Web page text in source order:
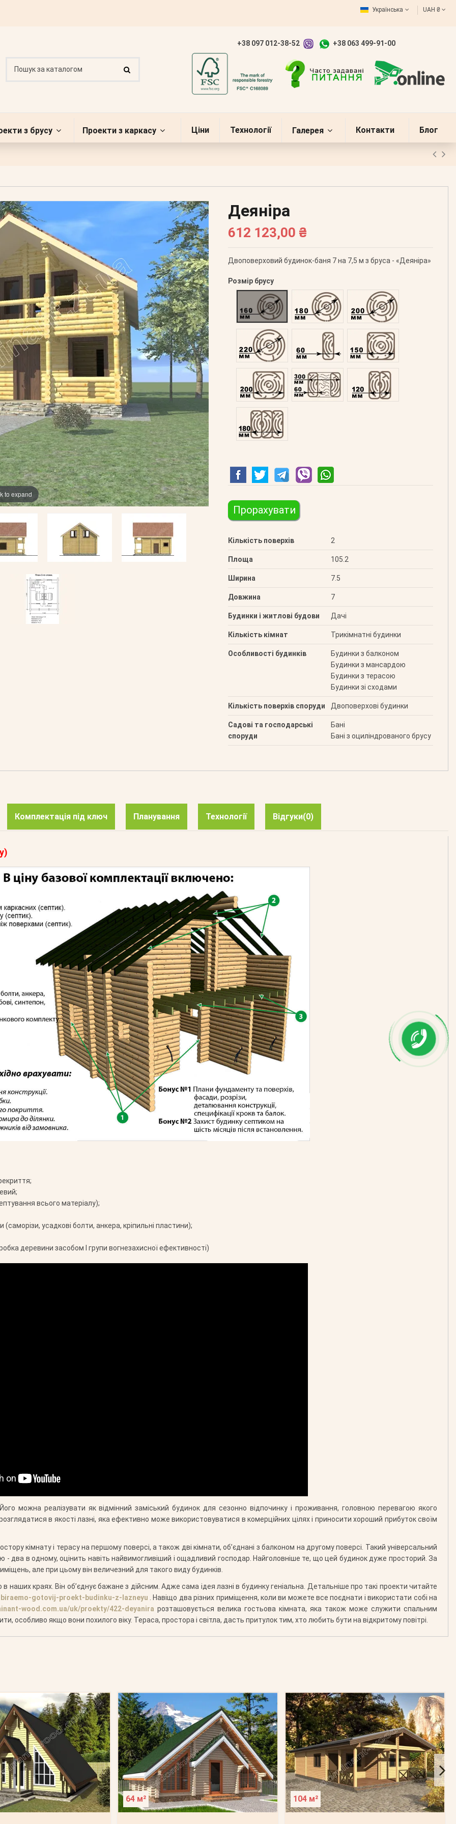
Українська UAH ₴
+38 097 012-38-52 +38 063 499-91-00
з брусу Проекти з каркасу Ціни Технології Галерея Контакти Блог
to expand
Деяніра
612 123,00 ₴
Двоповерховий будинок-баня 7 на 7,5 м з бруса - «Деяніра»
Розмір брусу
Оциліндрований 160Оциліндрований 180Оциліндрований 200
Оциліндрований 220Профільований 60Профільований 150
Профільований 200Подвійний 300 Клеєний 120
Клеєний 180
Прорахувати
Кількість поверхів 2
Площа 105.2
Ширина 7.5
Довжина 7
Будинки і житлові будови Дачі
Кількість кімнат Трикімнатні будинки
Особливості будинків
Будинки з балконом
Будинки з мансардою
Будинки з терасою
Будинки зі сходами
Кількість поверхів споруди Двоповерхові будинки
Садові та господарські
споруди
Бані
Бані з оциліндрованого брусу
Комплектація під ключ Планування Технології Відгуки(0)
всього матеріалу);
(саморізи, усадкові болти, анкера, кріпильні пластини);
деревини засобом І групи вогнезахисної ефективності)
можна реалізувати як відмінний заміський будинок для сезонно відпочинку і проживання, головною перевагою якого
в якості лазні, яка ефективно може використовуватися в комерційних цілях і приносити хороший прибуток своїм
кімнату і терасу на першому поверсі, а також дві кімнати, об’єднані з балконом на другому поверсі. Такий універсальний
- два в одному, оцінить навіть найвимогливіший і ощадливий господар. Найголовніше те, що цей будинок дуже просторий. За
але при цьому він величезний для такого виду будинків.
краях. Він об’єднує бажане з дійсним. Адже сама ідея лазні в будинку геніальна. Детальніше про такі проекти читайте
gotovij-proekt-budinku-z-lazneyu . Навіщо два різних приміщення, коли ви можете все поєднати і використати собі на
wood.com.ua/uk/proekty/422-deyanira розташовується велика гостьова кімната, яка також може служити спальним
особливо якщо вони похилого віку. Тераса, простора і світла, дасть притулок тим, хто любить бути на відкритому повітрі.
64 м² 104 м²